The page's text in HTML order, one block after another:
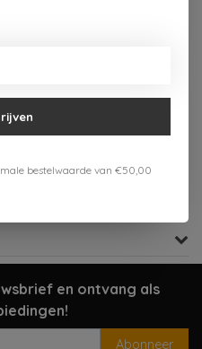
toevoegen
en ontvang als
Abonneer
bestelwaarde van €50,00